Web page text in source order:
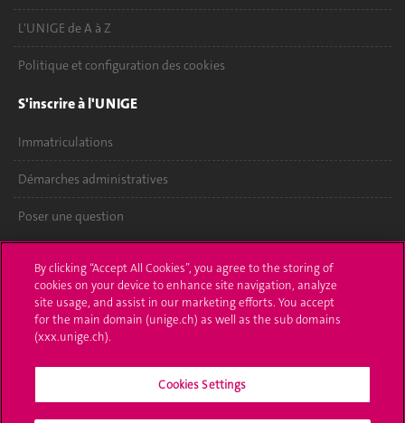
L'UNIGE de A à Z
Politique et configuration des cookies
S'inscrire à l'UNIGE
Immatriculations
Démarches administratives
Poser une question
UNIGE Mobile
Médias
Offres d'emploi
Bibliothèque
By clicking “Accept All Cookies”, you agree to the storing of
cookies on your device to enhance site navigation, analyze
site usage, and assist in our marketing efforts. You accept
for the main domain (unige.ch) as well as the sub domains
(xxx.unige.ch).
Cookies Settings